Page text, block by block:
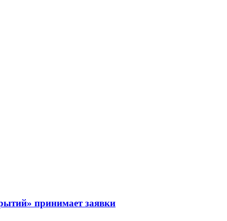
принимает заявки